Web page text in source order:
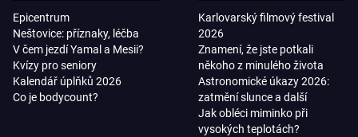
Epicentrum
Neštovice: příznaky, léčba
V čem jezdí Yamal a Mesii?
Kvízy pro seniory
Kalendář úplňků 2026
Co je bodycount?
Karlovarský filmový festival
2026
Znamení, že jste potkali
někoho z minulého života
Astronomické úkazy 2026:
zatmění slunce a další
Jak obléci miminko při
vysokých teplotách?